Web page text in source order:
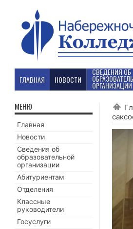
ГЛАВНАЯ НОВОСТИ
СВЕДЕНИЯ ОБ
ОРГАНИЗАЦИИ
МЕНЮ
Главная
Новости
Сведения об
образовательной
организации
Абитуриентам
Отделения
Классные
руководители
Госуслуги